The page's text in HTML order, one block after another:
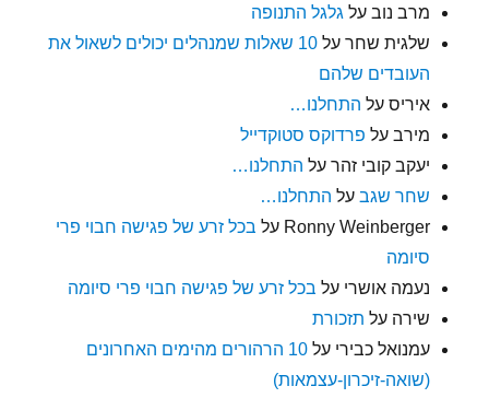
מרב נוב על גלגל התנופה
שלגית שחר על
10 שאלות שמנהלים יכולים לשאול את
העובדים שלהם
איריס על התחלנו…
מירב על פרדוקס סטוקדייל
יעקב קובי זהר על התחלנו…
שחר שגב על התחלנו…
Ronny Weinberger על בכל זרע של פגישה חבוי פרי
סיומה
נעמה אושרי על בכל זרע של פגישה חבוי פרי סיומה
שירה על תזכורת
עמנואל כבירי על
10 הרהורים מהימים האחרונים
(שואה-זיכרון-עצמאות)